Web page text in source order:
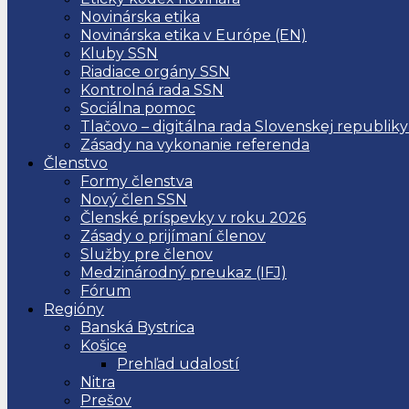
Novinárska etika
Novinárska etika v Európe (EN)
Kluby SSN
Riadiace orgány SSN
Kontrolná rada SSN
Sociálna pomoc
Tlačovo – digitálna rada Slovenskej republiky
Zásady na vykonanie referenda
Členstvo
Formy členstva
Nový člen SSN
Členské príspevky v roku 2026
Zásady o prijímaní členov
Služby pre členov
Medzinárodný preukaz (IFJ)
Fórum
Regióny
Banská Bystrica
Košice
Prehľad udalostí
Nitra
Prešov